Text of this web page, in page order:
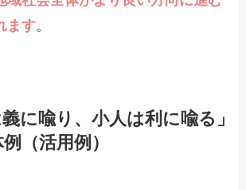
ます。
に喩り、小人は利に喩る」
（活用例）